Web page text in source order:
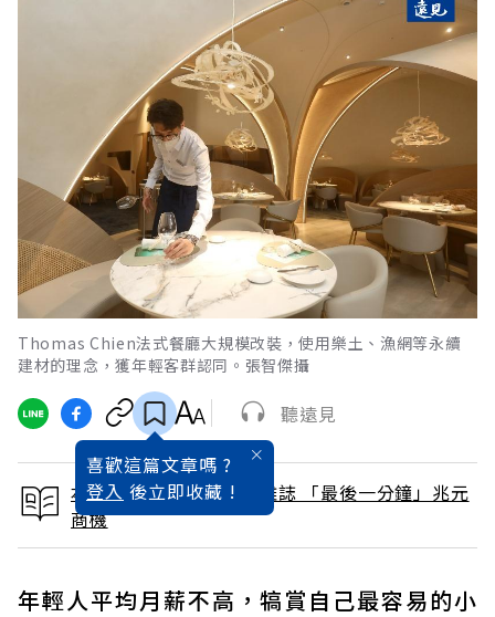
加入追蹤
Thomas Chien法式餐廳大規模改裝，使用樂土、漁網等永續
建材的理念，獲年輕客群認同。張智傑攝
喜歡這篇文章嗎 ?
登入 後立即收藏 !
聽遠見
本文出自 2024 / 3月號雜誌 「最後一分鐘」兆元
商機
年輕人平均月薪不高，犒賞自己最容易的小